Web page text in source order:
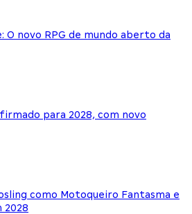
O novo RPG de mundo aberto da
para 2028, com novo
como Motoqueiro Fantasma e